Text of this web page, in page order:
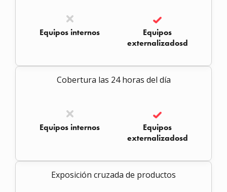
Equipos internos
Equipos
externalizadosd
Cobertura las 24 horas del día
Equipos internos
Equipos
externalizadosd
Exposición cruzada de productos